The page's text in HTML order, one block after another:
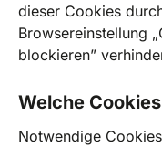
dieser Cookies
Browsereinstellung
blockieren”
Welche
Notwendige